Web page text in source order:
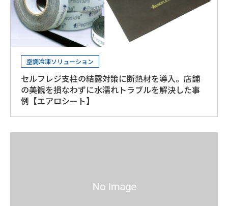
空調冷凍ソリューション
セルフレジ支柱の結露対策に断熱材を導入。店舗
の美観を損なわずに水濡れトラブルを解決した事
例【エアロシート】